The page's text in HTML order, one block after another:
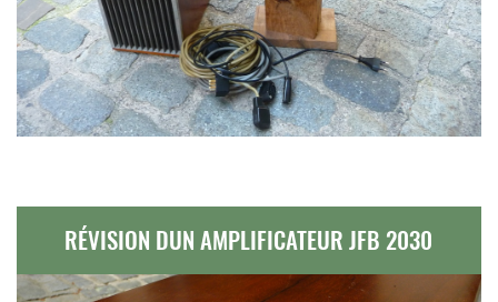
RÉVISION DUN AMPLIFICATEUR JFB 2030